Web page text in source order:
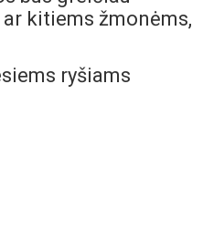
kitiems žmonėms,
ryšiams